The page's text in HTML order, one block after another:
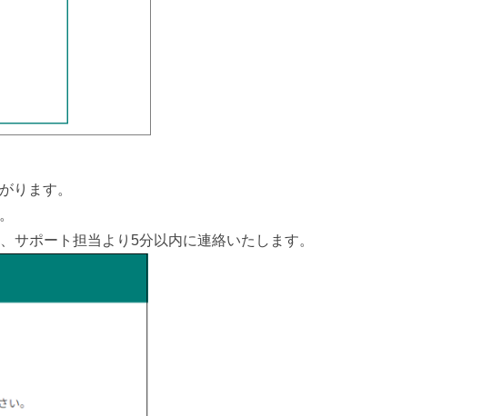
ります。
サポート担当より5分以内に連絡いたします。